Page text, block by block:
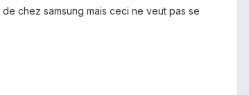
chez samsung mais ceci ne veut pas se